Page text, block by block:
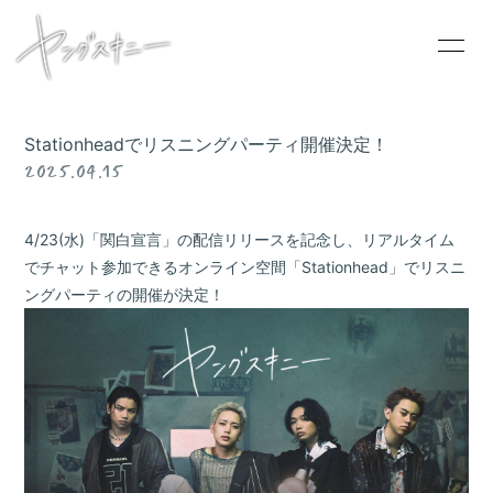
INFORMATION
SCHEDULE
VIDEO
DISCOGRAPHY
CONTACT
GOODS
Stationheadでリスニングパーティ開催決定！
2025.04.15
4/23(水)「関白宣言」の配信リリースを記念し、リアルタイム
でチャット参加できるオンライン空間「Stationhead」でリスニ
ングパーティの開催が決定！